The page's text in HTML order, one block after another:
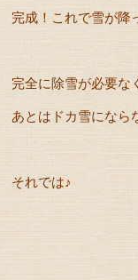
完成！これで雪が
完全に除雪が必要な
あとはドカ雪になら
それでは♪